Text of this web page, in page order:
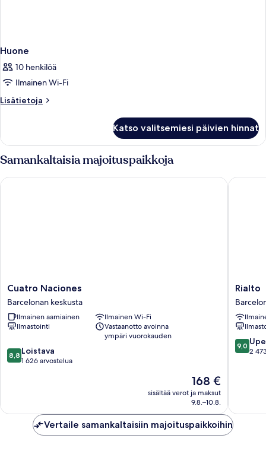
Huone
10 henkilöä
Ilmainen Wi-Fi
Lisätietoja
Lisätietoja
Katso valitsemiesi päivien hinnat
Samankaltaisia majoituspaikkoja
Cuatro
Naciones
Barcelonan
keskusta
Cuatro Naciones
Barcelonan keskusta
Ilmainen aamiainen
Ilmainen Wi-Fi
Ilmastointi
Vastaanotto avoinna
ympäri vuorokauden
8.8
kautta
8,8 Loistava
1 626 arvostelua
Hinta
on
168 €
168 €
sisältää verot ja maksut
9.8.–10.8.
Cuatro Naciones
Rialto
keskusta
Rialto
9.0
kautta
9,0
2
Rialto
Vertaile samankaltaisiin majoituspaikkoihin